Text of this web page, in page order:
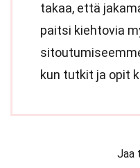
takaa, että
paitsi kiehtovia
kun tutkit ja opit
Jaa